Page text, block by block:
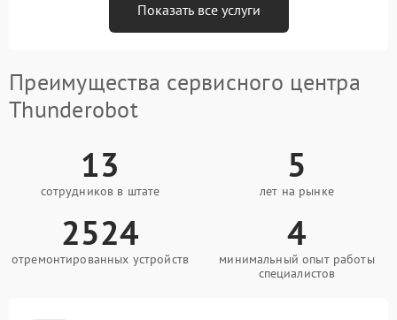
Показать все услуги
Преимущества сервисного центра
Thunderobot
13
сотрудников в штате
5
лет на рынке
2524
отремонтированных устройств
4
минимальный опыт работы
специалистов